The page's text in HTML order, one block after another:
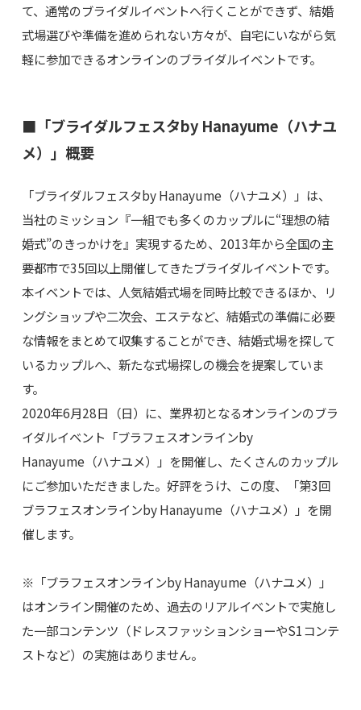
て、通常のブライダルイベントへ行くことができず、結婚
式場選びや準備を進められない方々が、自宅にいながら気
軽に参加できるオンラインのブライダルイベントです。
■「ブライダルフェスタby Hanayume（ハナユ
メ）」概要
「ブライダルフェスタby Hanayume（ハナユメ）」は、
当社のミッション『一組でも多くのカップルに“理想の結
婚式”のきっかけを』実現するため、2013年から全国の主
要都市で35回以上開催してきたブライダルイベントです。
本イベントでは、人気結婚式場を同時比較できるほか、リ
ングショップや二次会、エステなど、結婚式の準備に必要
な情報をまとめて収集することができ、結婚式場を探して
いるカップルへ、新たな式場探しの機会を提案していま
す。
2020年6月28日（日）に、業界初となるオンラインのブラ
イダルイベント「ブラフェスオンラインby
Hanayume（ハナユメ）」を開催し、たくさんのカップル
にご参加いただきました。好評をうけ、この度、「第3回
ブラフェスオンラインby Hanayume（ハナユメ）」を開
催します。
※「ブラフェスオンラインby Hanayume（ハナユメ）」
はオンライン開催のため、過去のリアルイベントで実施し
た一部コンテンツ（ドレスファッションショーやS1コンテ
ストなど）の実施はありません。